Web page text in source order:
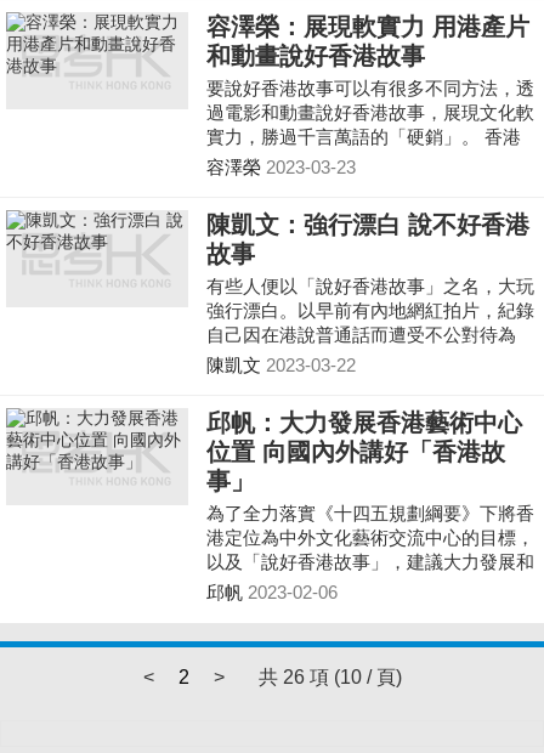
容澤榮：展現軟實力 用港產片
和動畫說好香港故事
要說好香港故事可以有很多不同方法，透
過電影和動畫說好香港故事，展現文化軟
實力，勝過千言萬語的「硬銷」。 香港
以前有「東方荷里活」美譽，近期多套港
香港電影有堅韌生命力。香港電影是足以
面向世界，不單只是香港七百萬人口市
場、也不限於內地市場。一直以來，不少
港產片都會在法國、加拿大、南韓等國際
影展上參展，可見港產片仍受國際矚目，
我們實可用電影去說好香港故事。 電影
是宣傳軟實力的有用工具，由美國荷里活
塑造美國的國際形象，到日本和南韓以電
樣可以透過電影說好香港故事、中國故
事。
容澤榮 2023-03-23
陳凱文：強行漂白 說不好香港
故事
有些人便以「說好香港故事」之名，大玩
強行漂白。以早前有內地網紅拍片，紀錄
自己因在港說普通話而遭受不公對待為
例，便有人指對方為搏眼球而挑動中港矛
秋」，其單車早前在旺角被盜，便有人指
本是一件小事
陳凱文 2023-03-22
邱帆：大力發展香港藝術中心
位置 向國內外講好「香港故
事」
為了全力落實《十四五規劃綱要》下將香
港定位為中外文化藝術交流中心的目標，
以及「說好香港故事」，建議大力發展和
建設香港藝術中心、不定期向香港故宮博
邱帆 2023-02-06
< 2 > 共 26 項 (10 / 頁)